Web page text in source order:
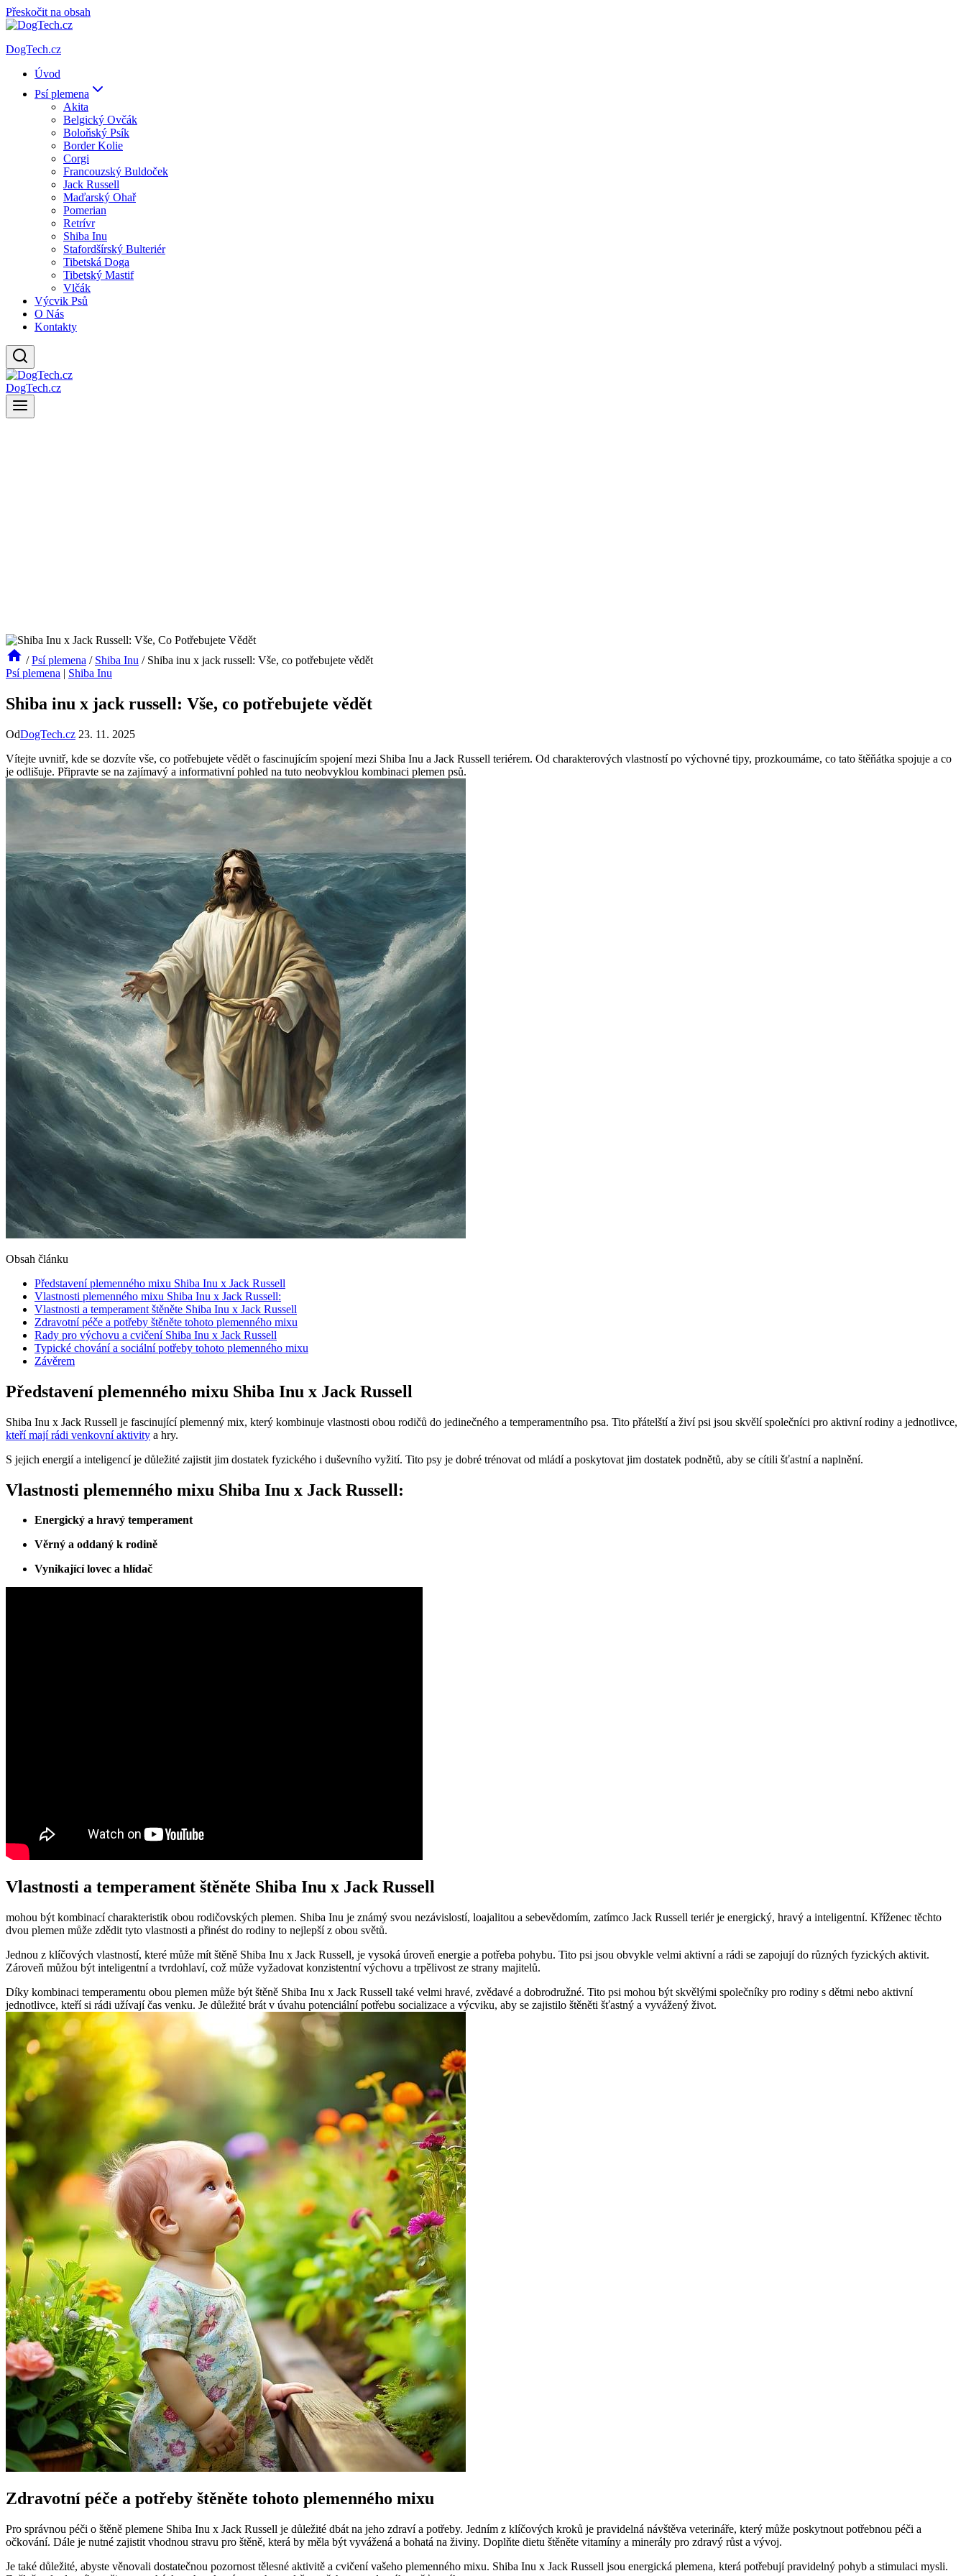
Přeskočit na obsah
DogTech.cz
Úvod
Psí plemena
Akita
Belgický Ovčák
Boloňský Psík
Border Kolie
Corgi
Francouzský Buldoček
Jack Russell
Maďarský Ohař
Pomerian
Retrívr
Shiba Inu
Stafordšírský Bulteriér
Tibetská Doga
Tibetský Mastif
Vlčák
Výcvik Psů
O Nás
Kontakty
DogTech.cz
/ Psí plemena / Shiba Inu / Shiba inu x jack russell: Vše, co potřebujete vědět
Psí plemena | Shiba Inu
Shiba inu x jack russell: Vše, co potřebujete vědět
OdDogTech.cz 23. 11. 2025
Vítejte uvnitř, kde se dozvíte vše, co potřebujete vědět o fascinujícím spojení mezi Shiba Inu a Jack Russell teriérem. Od charakterových vlastností po výchovné tipy, prozkoumáme, co tato štěňátka spojuje a co
je odlišuje. Připravte se na zajímavý a informativní pohled na tuto neobvyklou kombinaci plemen psů.
Obsah článku
Představení plemenného mixu Shiba Inu x Jack Russell
Vlastnosti plemenného mixu Shiba Inu x Jack Russell:
Vlastnosti a temperament štěněte Shiba Inu x Jack Russell
Zdravotní péče a potřeby štěněte tohoto plemenného mixu
Rady pro výchovu a cvičení Shiba Inu x Jack Russell
Typické chování a sociální potřeby tohoto plemenného mixu
Závěrem
Představení plemenného mixu Shiba Inu x Jack Russell
Shiba Inu x Jack Russell je fascinující plemenný mix, který kombinuje vlastnosti obou rodičů do jedinečného a temperamentního psa. Tito přátelští a živí psi jsou skvělí společníci pro aktivní rodiny a jednotlivce,
kteří mají rádi venkovní aktivity a hry.
S jejich energií a inteligencí je důležité zajistit jim dostatek fyzického i duševního vyžití. Tito psy je dobré trénovat od mládí a poskytovat jim dostatek podnětů, aby se cítili šťastní a naplnění.
Vlastnosti plemenného mixu Shiba Inu x Jack Russell:
Energický a hravý temperament
Věrný a oddaný k rodině
Vynikající lovec a hlídač
Vlastnosti a temperament štěněte Shiba Inu x Jack Russell
mohou být kombinací charakteristik obou rodičovských plemen. Shiba Inu je známý svou nezávislostí, loajalitou a sebevědomím, zatímco Jack Russell teriér je energický, hravý a inteligentní. Kříženec těchto
dvou plemen může zdědit tyto vlastnosti a přinést do rodiny to nejlepší z obou světů.
Jednou z klíčových vlastností, které může mít štěně Shiba Inu x Jack Russell, je vysoká úroveň energie a potřeba pohybu. Tito psi jsou obvykle velmi aktivní a rádi se zapojují do různých fyzických aktivit.
Zároveň můžou být inteligentní a tvrdohlaví, což může vyžadovat konzistentní výchovu a trpělivost ze strany majitelů.
Díky kombinaci temperamentu obou plemen může být štěně Shiba Inu x Jack Russell také velmi hravé, zvědavé a dobrodružné. Tito psi mohou být skvělými společníky pro rodiny s dětmi nebo aktivní
jednotlivce, kteří si rádi užívají čas venku. Je důležité brát v úvahu potenciální potřebu socializace a výcviku, aby se zajistilo štěněti šťastný a vyvážený život.
Zdravotní péče a potřeby štěněte tohoto plemenného mixu
Pro správnou péči o štěně plemene Shiba Inu x Jack Russell je důležité dbát na jeho zdraví a potřeby. Jedním z klíčových kroků je pravidelná návštěva veterináře, který může poskytnout potřebnou péči a
očkování. Dále je nutné zajistit vhodnou stravu pro štěně, která by měla být vyvážená a bohatá na živiny. Doplňte dietu štěněte vitamíny a minerály pro zdravý růst a vývoj.
Je také důležité, abyste věnovali dostatečnou pozornost tělesné aktivitě a cvičení vašeho plemenného mixu. Shiba Inu x Jack Russell jsou energická plemena, která potřebují pravidelný pohyb a stimulaci mysli.